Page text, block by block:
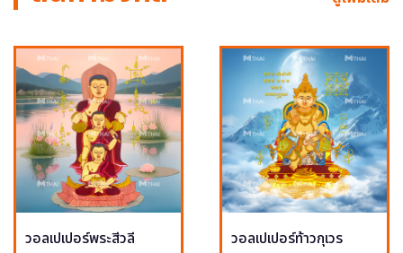
วอลเปเปอร์พระสีวลี วอลเปเปอร์ท้าวกุเวร